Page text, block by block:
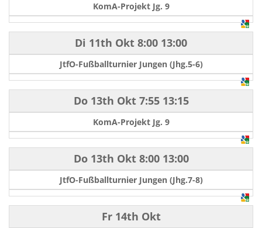
KomA-Projekt Jg. 9
Di 11th Okt 8:00 13:00
JtfO-Fußballturnier Jungen (Jhg.5-6)
Do 13th Okt7:55 13:15
KomA-Projekt Jg. 9
Do 13th Okt8:00 13:00
JtfO-Fußballturnier Jungen (Jhg.7-8)
Fr 14th Okt